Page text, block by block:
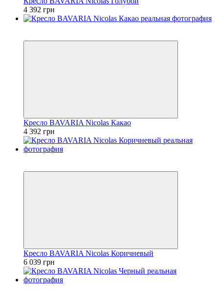
4 392 грн
Кресло BAVARIA Nicolas Какао
4 392 грн
Кресло BAVARIA Nicolas Коричневый
6 039 грн